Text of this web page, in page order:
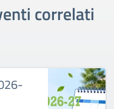
correlati